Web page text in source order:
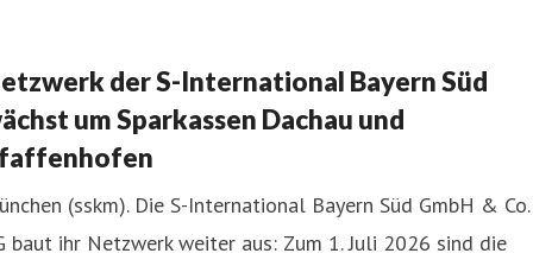
der S-International Bayern Süd
um Sparkassen Dachau und
(sskm). Die S-International Bayern Süd GmbH & Co.
baut ihr Netzwerk weiter aus: Zum 1. Juli 2026 sind die